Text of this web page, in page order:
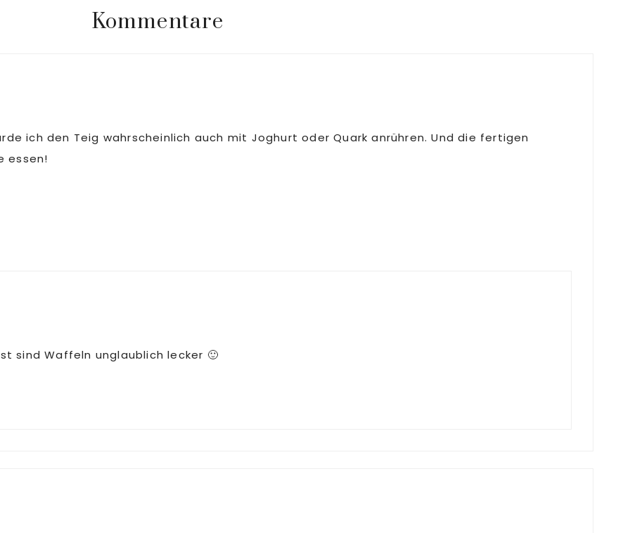
Kommentare
ich den Teig wahrscheinlich auch mit Joghurt oder Quark anrühren. Und die fertigen
essen!
sind Waffeln unglaublich lecker 🙂